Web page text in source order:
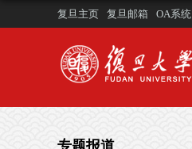
复旦主页 复旦邮箱 OA系统
专题报道